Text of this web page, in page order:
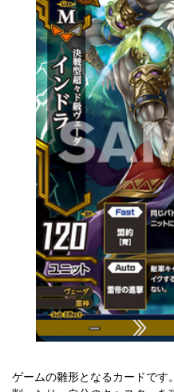
ゲームの雛形となるカードで